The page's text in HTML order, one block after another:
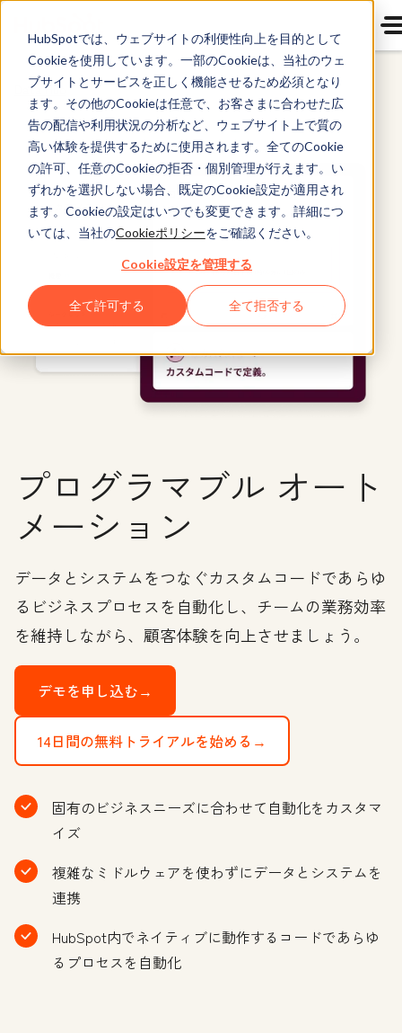
HubSpotでは、ウェブサイトの利便性向上を目的として
Cookieを使用しています。一部のCookieは、当社のウェ
ブサイトとサービスを正しく機能させるため必須となり
ます。その他のCookieは任意で、お客さまに合わせた広
告の配信や利用状況の分析など、ウェブサイト上で質の
高い体験を提供するために使用されます。全てのCookie
の許可、任意のCookieの拒否・個別管理が行えます。い
ずれかを選択しない場合、既定のCookie設定が適用され
ます。Cookieの設定はいつでも変更できます。詳細につ
いては、当社のCookieポリシーをご確認ください。
Cookie設定を管理する
全て許可する 全て拒否する
Data Hub
プログラマブル オート
メーション
データとシステムをつなぐカスタムコードであらゆ
るビジネスプロセスを自動化し、チームの業務効率
を維持しながら、顧客体験を向上させましょう。
デモを申し込む→
14日間の無料トライアルを始める→
固有のビジネスニーズに合わせて自動化をカスタマ
イズ
複雑なミドルウェアを使わずにデータとシステムを
連携
HubSpot内でネイティブに動作するコードであらゆ
るプロセスを自動化